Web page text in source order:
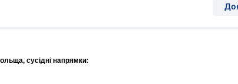
сусідні напрямки: